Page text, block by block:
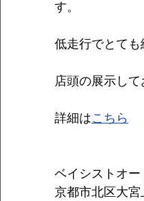
す。
低走行でとても
店頭の展示し
詳細はこちら
ベイシストオー
京都市北区大宮